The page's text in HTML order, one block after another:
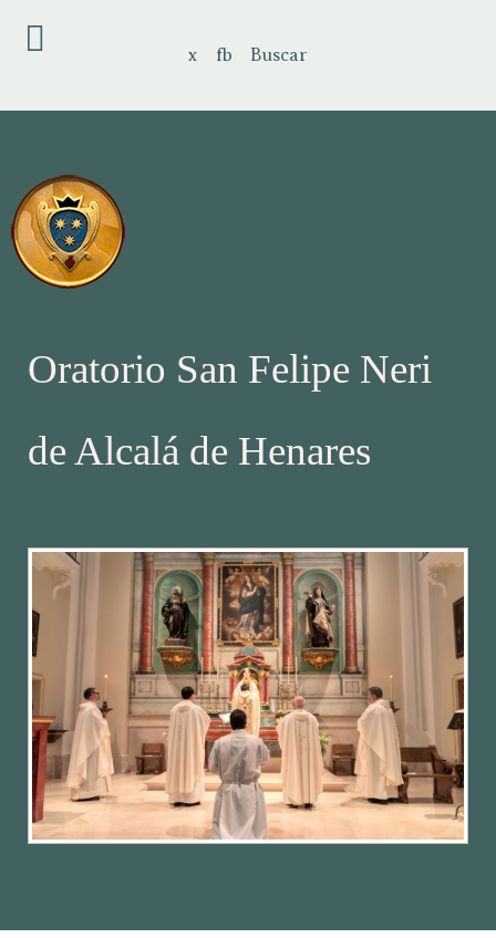
x fb Buscar
Oratorio San Felipe Neri
de Alcalá de Henares